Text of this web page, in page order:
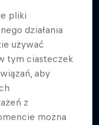
pliki
działania
używać
tym ciasteczek
aby
z
można